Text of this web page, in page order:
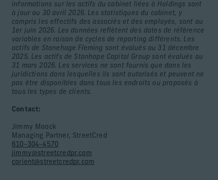
informations sur les actifs du cabinet liées à Holdings sont
à jour au 30 avril 2026. Les statistiques du cabinet, y
compris les effectifs des associés et des employés, sont au
1er juin 2026. Les données reflètent des dates de référence
variables en raison de cycles de reporting différents. Les
actifs de Stonehage Fleming sont évalués au 31 décembre
2025. Les actifs de Stanhope Capital Group sont évalués au
31 mars 2026. Les services ne sont fournis que dans les
juridictions dans lesquelles ils sont autorisés et peuvent ne
pas être disponibles dans tous les endroits ou proposés à
tous les types de clients.
Contact:
Jimmy Moock
Managing Partner, StreetCred
610-304-4570
jimmy@streetcredpr.com
corient@streetcredpr.com